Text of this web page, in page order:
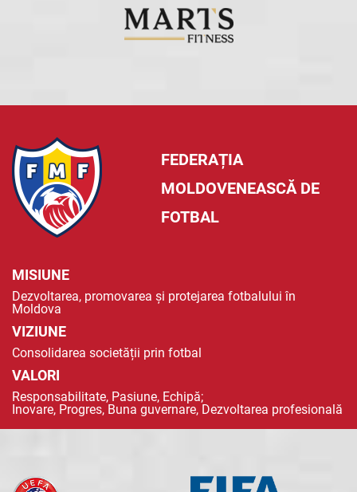
FEDERAȚIA
MOLDOVENEASCĂ DE
FOTBAL
MISIUNE
Dezvoltarea, promovarea și protejarea fotbalului în
Moldova
VIZIUNE
Consolidarea societății prin fotbal
VALORI
Responsabilitate, Pasiune, Echipă;
Inovare, Progres, Buna guvernare, Dezvoltarea profesională